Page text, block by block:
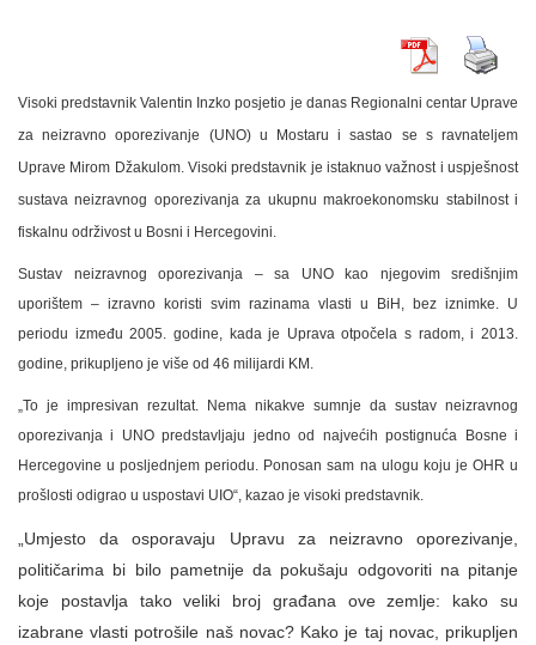
Visoki predstavnik Valentin Inzko posjetio je danas Regionalni centar Uprave
za neizravno oporezivanje (UNO) u Mostaru i sastao se s ravnateljem
Uprave Mirom Džakulom. Visoki predstavnik je istaknuo važnost i uspješnost
sustava neizravnog oporezivanja za ukupnu makroekonomsku stabilnost i
fiskalnu održivost u Bosni i Hercegovini.
Sustav neizravnog oporezivanja – sa UNO kao njegovim središnjim
uporištem – izravno koristi svim razinama vlasti u BiH, bez iznimke. U
periodu između 2005. godine, kada je Uprava otpočela s radom, i 2013.
godine, prikupljeno je više od 46 milijardi KM.
„To je impresivan rezultat. Nema nikakve sumnje da sustav neizravnog
oporezivanja i UNO predstavljaju jedno od najvećih postignuća Bosne i
Hercegovine u posljednjem periodu. Ponosan sam na ulogu koju je OHR u
prošlosti odigrao u uspostavi UIO“, kazao je visoki predstavnik.
„Umjesto da osporavaju Upravu za neizravno oporezivanje,
političarima bi bilo pametnije da pokušaju odgovoriti na pitanje
koje postavlja tako veliki broj građana ove zemlje: kako su
izabrane vlasti potrošile naš novac? Kako je taj novac, prikupljen